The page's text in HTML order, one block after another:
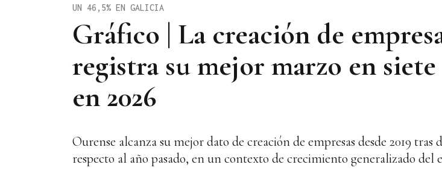
Gráfico | La creación de
registra su mejor marzo en
en 2026
UN 46,5% EN GALICIA
Ourense alcanza su mejor dato de creación de empresas desde 2019
respecto al año pasado, en un contexto de crecimiento generalizado